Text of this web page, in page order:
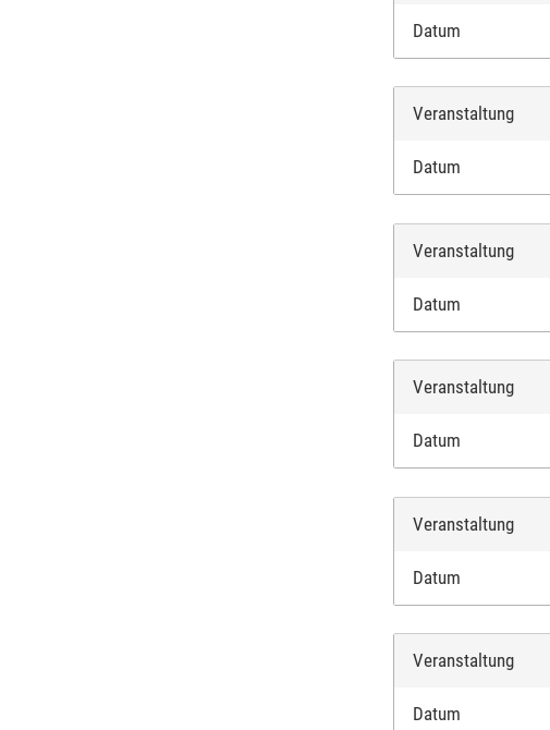
Datum
Veranstaltung
Datum
Veranstaltung
Datum
Veranstaltung
Datum
Veranstaltung
Datum
Veranstaltung
Datum